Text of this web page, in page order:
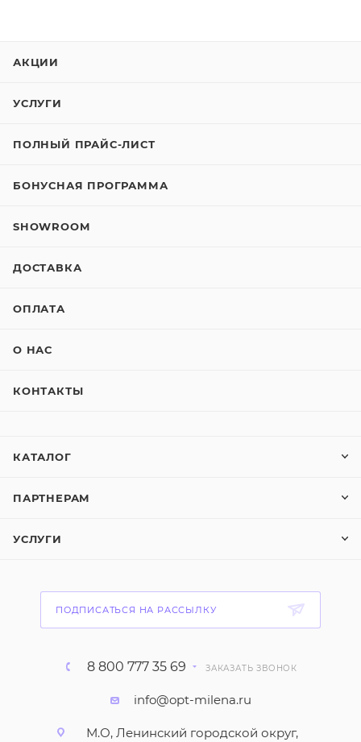
АКЦИИ
УСЛУГИ
ПОЛНЫЙ ПРАЙС-ЛИСТ
БОНУСНАЯ ПРОГРАММА
SHOWROOM
ДОСТАВКА
ОПЛАТА
О НАС
КОНТАКТЫ
КАТАЛОГ
ПАРТНЕРАМ
УСЛУГИ
ПОДПИСАТЬСЯ НА РАССЫЛКУ
8 800 777 35 69 ЗАКАЗАТЬ ЗВОНОК
info@opt-milena.ru
М.О, Ленинский городской округ,